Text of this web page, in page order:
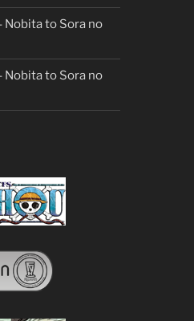
Nobita to Sora no
Nobita to Sora no